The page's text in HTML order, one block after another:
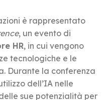
è rappresentato
, un evento di
HR, in cui vengono
tecnologiche e le
Durante la conferenza
dell’IA nelle
sue potenzialità per